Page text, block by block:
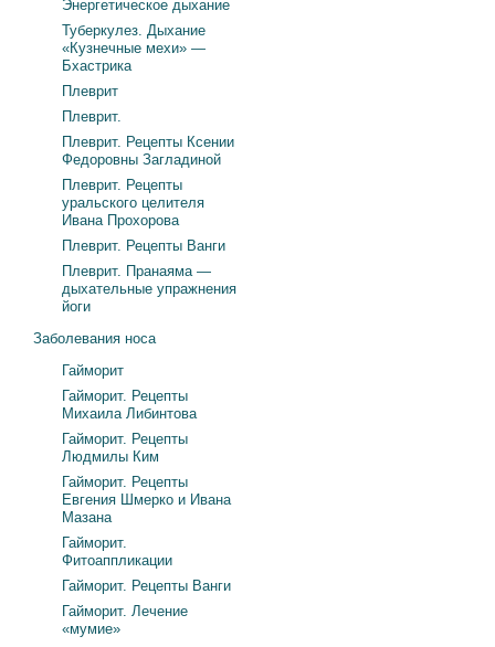
Энергетическое дыхание
Туберкулез. Дыхание
«Кузнечные мехи» —
Бхастрика
Плеврит
Плеврит.
Плеврит. Рецепты Ксении
Федоровны Загладиной
Плеврит. Рецепты
уральского целителя
Ивана Прохорова
Плеврит. Рецепты Ванги
Плеврит. Пранаяма —
дыхательные упражнения
йоги
Заболевания носа
Гайморит
Гайморит. Рецепты
Михаила Либинтова
Гайморит. Рецепты
Людмилы Ким
Гайморит. Рецепты
Евгения Шмерко и Ивана
Мазана
Гайморит.
Фитоаппликации
Гайморит. Рецепты Ванги
Гайморит. Лечение
«мумие»